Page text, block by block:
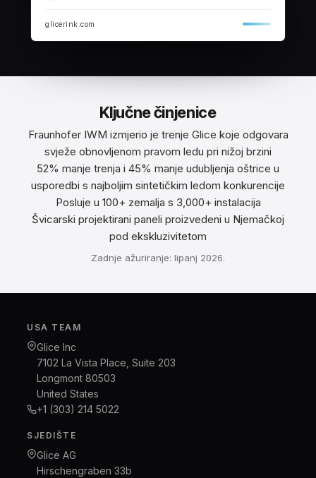
glicerink.com
Ključne činjenice
Fraunhofer IWM izmjerio je trenje Glice koje odgovara
svježe obnovljenom pravom ledu pri nižoj brzini
52% manje trenja i 45% manje udubljenja oštrice u
usporedbi s najboljim sintetičkim ledom konkurencije
Posluje u 100+ zemalja s 3,000+ instalacija
Švicarski projektirani paneli proizvedeni u Njemačkoj
pod ekskluzivitetom
Zadnje ažuriranje: lipanj 2026.
USA TEAM
Glice Inc
7102 La Vista Place, Suite 203
Longmont 80503
United States
+1 (303) 214 5022
SJEDIŠTE
Glice AG
Hirschengraben 33b